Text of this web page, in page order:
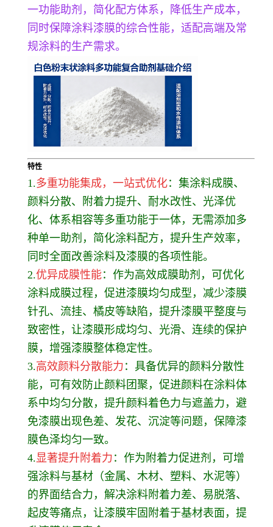
一功能助剂，简化配方体系，降低生产成本，
同时保障涂料漆膜的综合性能，适配高端及常
规涂料的生产需求。
特性
1.多重功能集成，一站式优化：集涂料成膜、
颜料分散、附着力提升、耐水改性、光泽优
化、体系相容等多重功能于一体，无需添加多
种单一助剂，简化涂料配方，提升生产效率，
同时全面改善涂料及漆膜的各项性能。
2.优异成膜性能：作为高效成膜助剂，可优化
涂料成膜过程，促进漆膜均匀成型，减少漆膜
针孔、流挂、橘皮等缺陷，提升漆膜平整度与
致密性，让漆膜形成均匀、光滑、连续的保护
膜，增强漆膜整体稳定性。
3.高效颜料分散能力 ：具备优异的颜料分散性
能，可有效防止颜料团聚，促进颜料在涂料体
系中均匀分散，提升颜料着色力与遮盖力，避
免漆膜出现色差、发花、沉淀等问题，保障漆
膜色泽均匀一致。
4.显著提升附着力 ：作为附着力促进剂，可增
强涂料与基材（金属、木材、塑料、水泥等）
的界面结合力，解决涂料附着力差、易脱落、
起皮等痛点，让漆膜牢固附着于基材表面，提